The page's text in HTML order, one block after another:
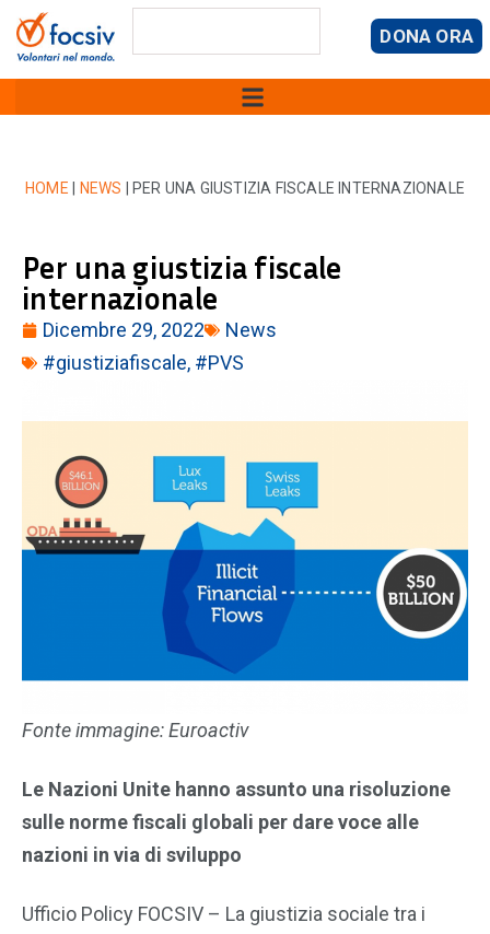
DONA ORA
HOME NEWS PER UNA GIUSTIZIA FISCALE INTERNAZIONALE
Per una giustizia fiscale
internazionale
Dicembre 29, 2022
News
#giustiziafiscale, #PVS
Fonte immagine: Euroactiv
Le Nazioni Unite hanno assunto una risoluzione
sulle norme fiscali globali per dare voce alle
nazioni in via di sviluppo
Ufficio Policy FOCSIV – La giustizia sociale tra i